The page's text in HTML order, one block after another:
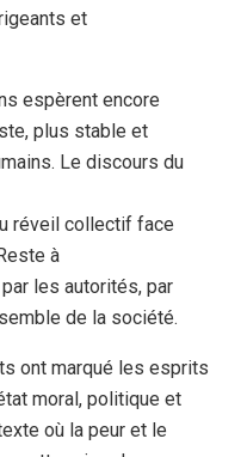
et
espèrent encore
plus stable et
Le discours du
réveil collectif face
à
les autorités, par
de la société.
ont marqué les esprits
moral, politique et
où la peur et le